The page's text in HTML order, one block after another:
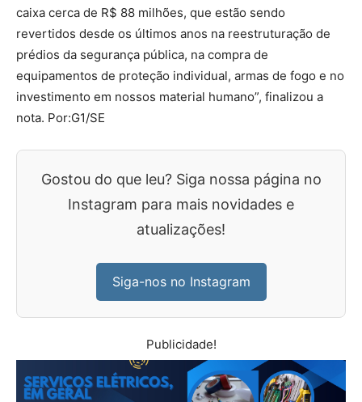
caixa cerca de R$ 88 milhões, que estão sendo
revertidos desde os últimos anos na reestruturação de
prédios da segurança pública, na compra de
equipamentos de proteção individual, armas de fogo e no
investimento em nossos material humano”, finalizou a
nota. Por:G1/SE
Gostou do que leu? Siga nossa página no
Instagram para mais novidades e
atualizações!
Siga-nos no Instagram
Publicidade!